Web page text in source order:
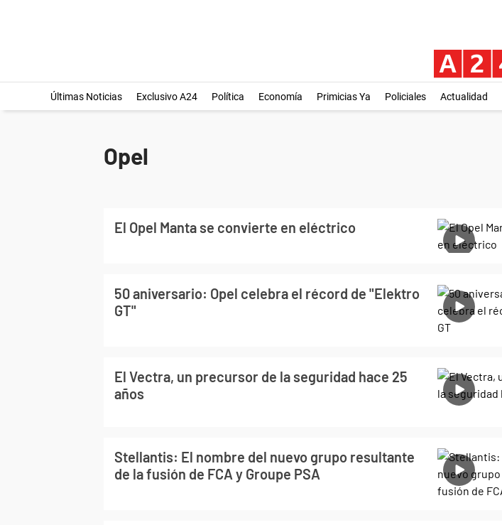
Últimas Noticias Exclusivo A24 Política Economía Primicias Ya Policiales Actualidad
Opel
El Opel Manta se convierte en eléctrico
50 aniversario: Opel celebra el récord de "Elektro
GT"
El Vectra, un precursor de la seguridad hace 25
años
Stellantis: El nombre del nuevo grupo resultante
de la fusión de FCA y Groupe PSA